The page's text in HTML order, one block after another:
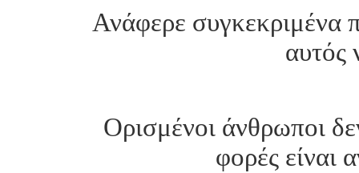
Ανάφερε συγκεκριμένα
αυτός
Ορισμένοι άνθρωποι
φορές είναι